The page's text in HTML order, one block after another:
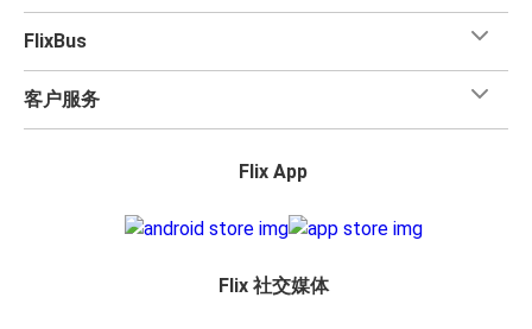
FlixBus
客户服务
Flix App
Flix 社交媒体